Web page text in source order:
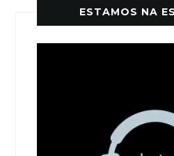
ESTAMOS NA